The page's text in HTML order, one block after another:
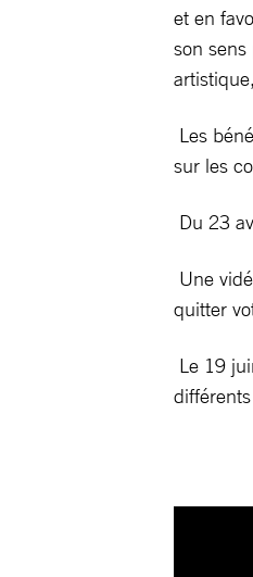
et en
son sens
Les
sur les
Du 23
Une
quitter
Le 19